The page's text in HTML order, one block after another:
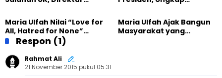
Kekuatan Kemanusiaan
Tergantikan di Jalsah
Salanah Internasional
Ahmadiyah UK
Maria Ulfah Nilai “Love for
All, Hatred for None”
Semakin Relevan di
Tengah Dunia yang
Terbelah
Maria Ulfah Ajak Bangun
Masyarakat yang
Respon (1)
Rahmat Ali
21 November 2015 pukul 05:31